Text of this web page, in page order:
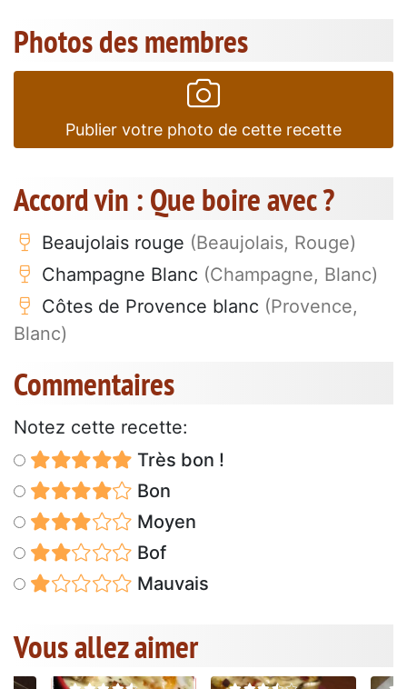
Photos des membres
Publier votre photo de cette recette
Accord vin : Que boire avec ?
Beaujolais rouge (Beaujolais, Rouge)
Champagne Blanc (Champagne, Blanc)
Côtes de Provence blanc (Provence,
Blanc)
Commentaires
Notez cette recette:
Très bon !
Bon
Moyen
Bof
Mauvais
Vous allez aimer